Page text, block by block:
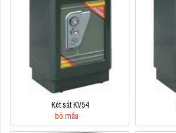
Két sắt KV54
bỏ mẫu